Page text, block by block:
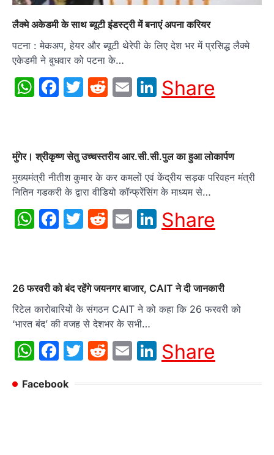
लैक्मे अकेडमी के साथ ब्यूटी इंडस्ट्री में बनाएं अपना करियर
पटना : मेकअप, हेयर और ब्यूटी थेरेपी के लिए देश भर में प्रसिद्ध लैक्मे
एकेडमी ने बुधवार को पटना के…
WhatsApp
Facebook
Twitter
Reddit
EmailLinkedIn
Share
मुंगेर। श्रीकृष्ण सेतु उच्चस्तरीय आर.सी.सी.पुल का हुआ लोकार्पण
मुख्यमंत्री नीतीश कुमार के कर कमलों एवं केंद्रीय सड़क परिवहन मंत्री
नितिन गडकरी के द्वारा वीडियो कॉन्फ्रेंसिंग के माध्यम से…
WhatsApp
Facebook
Twitter
Reddit
EmailLinkedIn
Share
26 फरवरी को बंद रहेंगे जयनगर बाजार, CAIT ने दी जानकारी
रिटेल कारोबारियों के संगठन CAIT ने को कहा कि 26 फरवरी को
‘भारत बंद’ की वजह से देशभर के सभी…
WhatsApp
Facebook
Twitter
Reddit
EmailLinkedIn
Share
Facebook